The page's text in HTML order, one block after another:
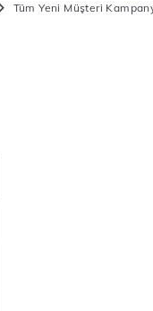
Tüm Yeni Müşteri